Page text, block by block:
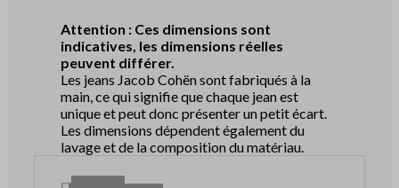
Attention : Ces dimensions sont
indicatives, les dimensions réelles
peuvent différer.
Les jeans Jacob Cohën sont fabriqués à la
main, ce qui signifie que chaque jean est
unique et peut donc présenter un petit écart.
Les dimensions dépendent également du
lavage et de la composition du matériau.